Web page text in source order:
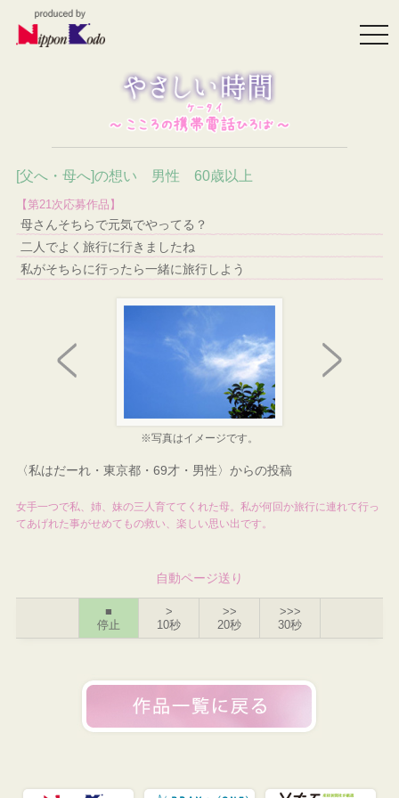
[父へ・母へ]の想い 男性 60歳以上
【第21次応募作品】
母さんそちらで元気でやってる？
二人でよく旅行に行きましたね
私がそちらに行ったら一緒に旅行しよう
※写真はイメージです。
〈私はだーれ・東京都・69才・男性〉からの投稿
女手一つで私、姉、妹の三人育ててくれた母。私が何回か旅行に連れて行っ
てあげれた事がせめてもの救い、楽しい思い出です。
自動ページ送り
■
停止
>
10秒
>>
20秒
>>>
30秒